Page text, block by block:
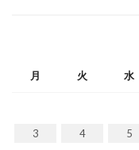
月 火 水
3
4 5